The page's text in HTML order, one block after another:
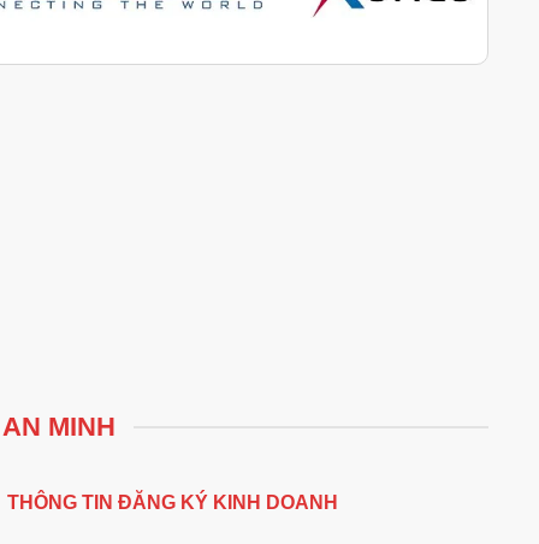
MINH
THÔNG TIN ĐĂNG KÝ KINH DOANH